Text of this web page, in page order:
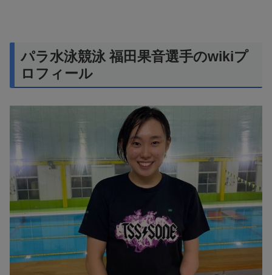
パラ水泳競泳 福田果音選手のwikiプ
ロフィール